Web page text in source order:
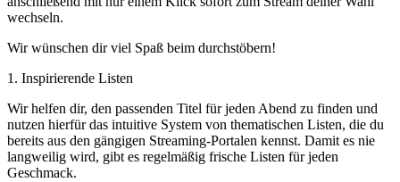
wechseln.
Wir wünschen dir viel Spaß beim durchstöbern!
1. Inspirierende Listen
Wir helfen dir, den passenden Titel für jeden Abend zu finden und
nutzen hierfür das intuitive System von thematischen Listen, die du
bereits aus den gängigen Streaming-Portalen kennst. Damit es nie
langweilig wird, gibt es regelmäßig frische Listen für jeden
Geschmack.